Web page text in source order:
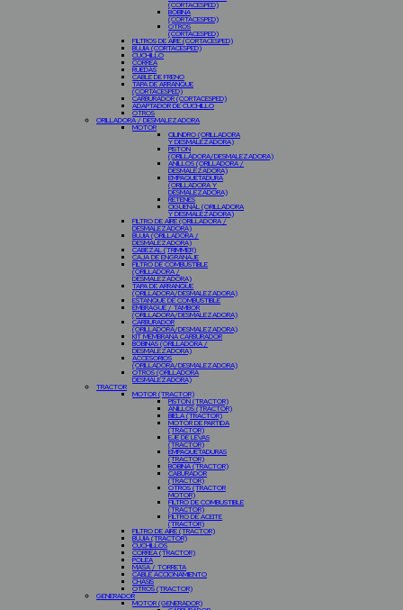
(CORTACESPED)
BOBINA
(CORTACESPED)
OTROS
(CORTACESPED)
FILTROS DE AIRE (CORTACESPED)
BUJIA (CORTACESPED)
CUCHILLO
CORREA
RUEDAS
CABLE DE FRENO
TAPA DE ARRANQUE
(CORTACESPED)
CARBURADOR (CORTACESPED)
ADAPTADOR DE CUCHILLO
OTROS
ORILLADORA / DESMALEZADORA
MOTOR
CILINDRO (ORILLADORA
Y DESMALEZADORA)
PISTON
(ORILLADORA/DESMALEZADORA)
ANILLOS (ORILLADORA /
DESMALEZADORA)
EMPAQUETADURA
(ORILLADORA Y
DESMALEZADORA)
RETENES
CIGÜEÑAL (ORILLADORA
Y DESMALEZADORA)
FILTRO DE AIRE (ORILLADORA /
DESMALEZADORA)
BUJIA (ORILLADORA /
DESMALEZADORA)
CABEZAL (TRIMMER)
CAJA DE ENGRANAJE
FILTRO DE COMBUSTIBLE
(ORILLADORA /
DESMALEZADORA)
TAPA DE ARRANQUE
(ORILLADORA/DESMALEZADORA)
ESTANQUE DE COMBUSTIBLE
EMBRAGUE / TAMBOR
(ORILLADORA/DESMALEZADORA)
CARBURADOR
(ORILLADORA/DESMALEZADORA)
KIT MEMBRANA CARBURADOR
BOBINAS (ORILLADORA /
DESMALEZADORA)
ACCESORIOS
(ORILLADORA/DESMALEZADORA)
OTROS (ORILLADORA
DESMALEZADORA)
TRACTOR
MOTOR (TRACTOR)
PISTON (TRACTOR)
ANILLOS (TRACTOR)
BIELA (TRACTOR)
MOTOR DE PARTIDA
(TRACTOR)
EJE DE LEVAS
(TRACTOR)
EMPAQUETADURAS
(TRACTOR)
BOBINA (TRACTOR)
CABURADOR
(TRACTOR)
OTROS (TRACTOR
MOTOR)
FILTRO DE COMBUSTIBLE
(TRACTOR)
FILTRO DE ACEITE
(TRACTOR)
FILTRO DE AIRE (TRACTOR)
BUJIA (TRACTOR)
CUCHILLOS
CORREA (TRACTOR)
POLEA
MASA / TORRETA
CABLE ACCIONAMIENTO
CHASIS
OTROS (TRACTOR)
GENERADOR
MOTOR (GENERADOR)